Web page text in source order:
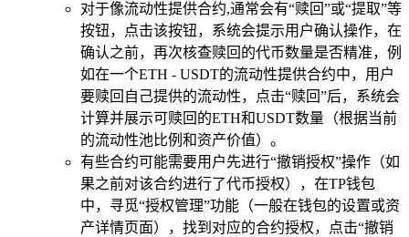
对于像流动性提供合约,通常会有“赎回”或“提取”等
按钮，点击该按钮，系统会提示用户确认操作，在
确认之前，再次核查赎回的代币数量是否精准，例
如在一个ETH - USDT的流动性提供合约中，用户
要赎回自己提供的流动性，点击“赎回”后，系统会
计算并展示可赎回的ETH和USDT数量（根据当前
的流动性池比例和资产价值）。
有些合约可能需要用户先进行“撤销授权”操作（如
果之前对该合约进行了代币授权），在TP钱包
中，寻觅“授权管理”功能（一般在钱包的设置或资
产详情页面），找到对应的合约授权，点击“撤销